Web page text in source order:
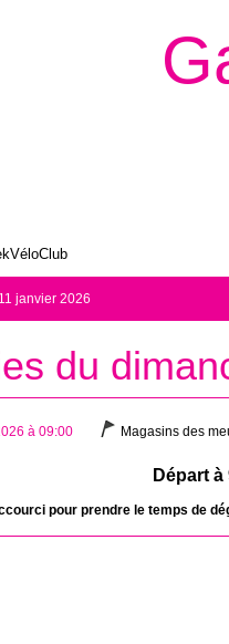
janvier 2026
du
à 09:00 Magasins des
Départ
pour prendre le temps de